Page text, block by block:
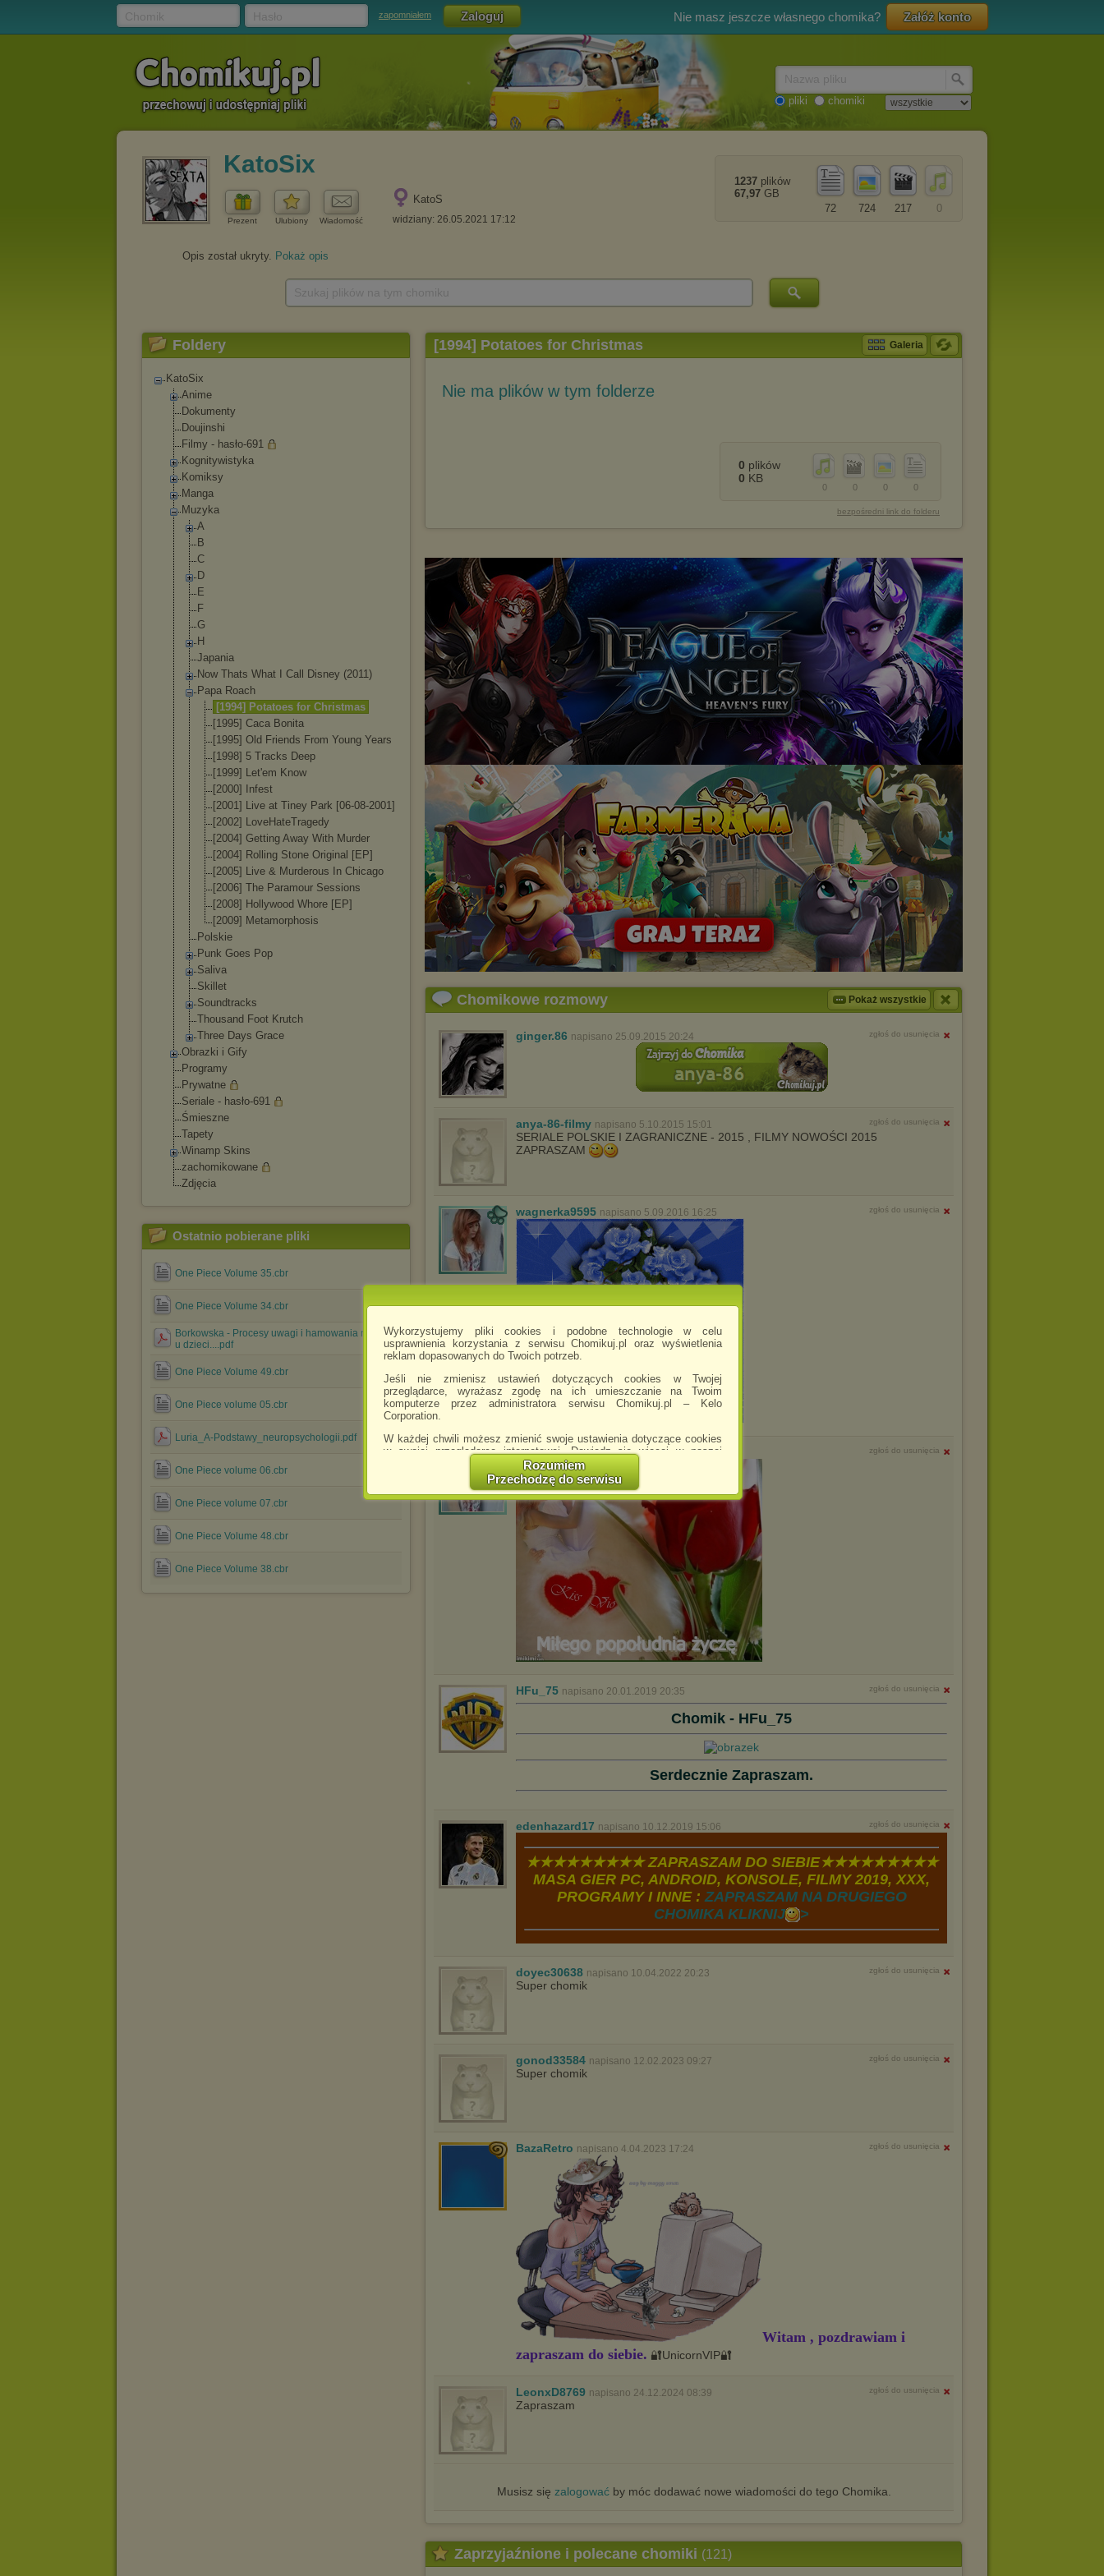
Wykorzystujemy pliki cookies i podobne technologie w celu
usprawnienia korzystania z serwisu Chomikuj.pl oraz wyświetlenia
reklam dopasowanych do Twoich potrzeb.
Jeśli nie zmienisz ustawień dotyczących cookies w Twojej
przeglądarce, wyrażasz zgodę na ich umieszczanie na Twoim
komputerze przez administratora serwisu Chomikuj.pl – Kelo
Corporation.
W każdej chwili możesz zmienić swoje ustawienia dotyczące cookies
w swojej przeglądarce internetowej. Dowiedz się więcej w naszej
http://chomikuj.pl/PolitykaPrywatnosci.aspx
Jednocześnie informujemy że zmiana ustawień przeglądarki może
spowodować ograniczenie korzystania ze strony Chomikuj.pl.
W przypadku braku twojej zgody na akceptację cookies niestety
prosimy o opuszczenie serwisu chomikuj.pl.
Wykorzystanie plików cookies
przez
Zaufanych Partnerów
(dostosowanie reklam do Twoich potrzeb, analiza skuteczności działań
Wyrażenie sprzeciwu spowoduje, że wyświetlana Ci reklama nie
będzie dopasowana do Twoich preferencji, a będzie to reklama
Istnieje możliwość zmiany ustawień przeglądarki internetowej w
sposób uniemożliwiający przechowywanie plików cookies na
dokonując odpowiednich zmian w ustawieniach przeglądarki
Pełną informację na ten temat znajdziesz pod adresem
http://chomikuj.pl/PolitykaPrywatnosci.aspx.
Rozumiem
Przechodzę do serwisu
zapomniałem Nie masz jeszcze własnego chomika? Załóż konto
pliki chomiki
KatoSix
Prezent Ulubiony Wiadomość
KatoS
widziany: 26.05.2021 17:12
0
217
724
72
1237 plików
67,97 GB
Opis został ukryty. Pokaż opis
Foldery
KatoSix
Anime
Dokumenty
Doujinshi
Filmy - hasło-691
Kognitywistyka
Komiksy
Manga
Muzyka
A
B
C
D
E
F
G
H
Japania
Now Thats What I Call Disney (2011)
Papa Roach
[1994] Potatoes for Christmas
[1995] Caca Bonita
[1995] Old Friends From Young Years
[1998] 5 Tracks Deep
[1999] Let'em Know
[2000] Infest
[2001] Live at Tiney Park [06-08-2001]
[2002] LoveHateTragedy
[2004] Getting Away With Murder
[2004] Rolling Stone Original [EP]
[2005] Live & Murderous In Chicago
[2006] The Paramour Sessions
[2008] Hollywood Whore [EP]
[2009] Metamorphosis
Polskie
Punk Goes Pop
Saliva
Skillet
Soundtracks
Thousand Foot Krutch
Three Days Grace
Obrazki i Gify
Programy
Prywatne
Seriale - hasło-691
Śmieszne
Tapety
Winamp Skins
zachomikowane
Zdjęcia
Ostatnio pobierane pliki
One Piece Volume 35.cbr
One Piece Volume 34.cbr
Borkowska - Procesy uwagi i hamowania reakcji
u dzieci....pdf
One Piece Volume 49.cbr
One Piece volume 05.cbr
Luria_A-Podstawy_neuropsychologii.pdf
One Piece volume 06.cbr
One Piece volume 07.cbr
One Piece Volume 48.cbr
One Piece Volume 38.cbr
[1994] Potatoes for Christmas Galeria
Nie ma plików w tym folderze
0
0
0
0
0 plików
0 KB
bezpośredni link do folderu
Chomikowe rozmowy Pokaż wszystkie
ginger.86 napisano 25.09.2015 20:24 zgłoś do usunięcia
anya-86-filmy napisano 5.10.2015 15:01 zgłoś do usunięcia
SERIALE POLSKIE I ZAGRANICZNE - 2015 , FILMY NOWOŚCI 2015
ZAPRASZAM
wagnerka9595 napisano 5.09.2016 16:25 zgłoś do usunięcia
wagnerka9595 napisano 15.08.2017 18:19 zgłoś do usunięcia
HFu_75 napisano 20.01.2019 20:35 zgłoś do usunięcia
Chomik - HFu_75
Serdecznie Zapraszam.
edenhazard17 napisano 10.12.2019 15:06 zgłoś do usunięcia
★★★★★★★★★ ZAPRASZAM DO SIEBIE★★★★★★★★★
MASA GIER PC, ANDROID, KONSOLE, FILMY 2019, XXX,
PROGRAMY I INNE :ZAPRASZAM NA DRUGIEGO
CHOMIKA KLIKNIJ
>
doyec30638 napisano 10.04.2022 20:23 zgłoś do usunięcia
Super chomik
gonod33584 napisano 12.02.2023 09:27 zgłoś do usunięcia
Super chomik
BazaRetro napisano 4.04.2023 17:24 zgłoś do usunięcia
Witam , pozdrawiam i
zapraszam do siebie. 🔐UnicornVIP🔐
LeonxD8769 napisano 24.12.2024 08:39 zgłoś do usunięcia
Zapraszam
Musisz się zalogowaćby móc dodawać nowe wiadomości do tego Chomika.
Zaprzyjaźnione i polecane chomiki (121)